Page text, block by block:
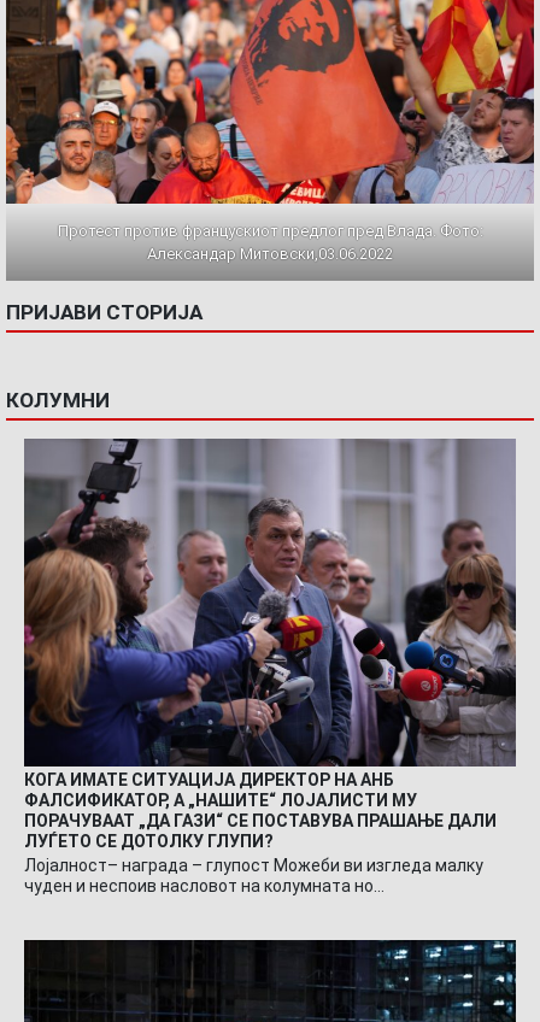
Протест против францускиот предлог пред Влада. Фото:
Александар Митовски,03.06.2022
ПРИЈАВИ СТОРИЈА
КОЛУМНИ
КОГА ИМАТЕ СИТУАЦИЈА ДИРЕКТОР НА АНБ
ФАЛСИФИКАТОР, А „НАШИТЕ“ ЛОЈАЛИСТИ МУ
ПОРАЧУВААТ „ДА ГАЗИ“ СЕ ПОСТАВУВА ПРАШАЊЕ ДАЛИ
ЛУЃЕТО СЕ ДОТОЛКУ ГЛУПИ?
Лојалност– награда – глупост Можеби ви изгледа малку
чуден и неспоив насловот на колумната но…